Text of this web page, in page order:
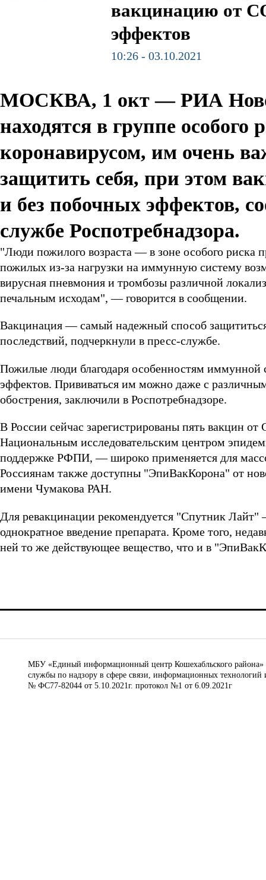
вакцинацию от
эффектов
10:26 - 03.10.2021
МОСКВА, 1 окт — РИА
находятся в группе особого
коронавирусом, им очень
защитить себя, при этом
и без побочных эффектов,
службе Роспотребнадзора.
"Люди пожилого возраста — в зоне особого риска
пожилых из-за нагрузки на иммунную систему
вирусная пневмония и тромбозы различной
печальным исходам", — говорится в сообщении.
Вакцинация — самый надежный способ
последствий, подчеркнули в пресс-службе.
Пожилые люди благодаря особенностям иммунной
эффектов. Прививаться им можно даже с
обострения, заключили в Роспотребнадзоре.
В России сейчас зарегистрированы пять вакцин
Национальным исследовательским центром
поддержке РФПИ, — широко применяется для
Россиянам также доступны "ЭпиВакКорона" от
имени Чумакова РАН.
Для ревакцинации рекомендуется "Спутник
однократное введение препарата. Кроме того,
ней то же действующее вещество, что и в
МБУ «Единый информационный центр Кошехабльского района»
службы по надзору в сфере связи, информационных
№ ФС77-82044 от 5.10.2021г. протокол №1 от 6.09.2021г